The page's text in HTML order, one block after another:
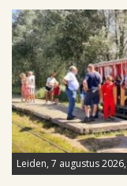
Leiden, 7 augustus